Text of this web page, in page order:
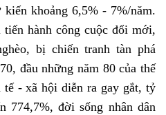
khoảng 6,5% - 7%/năm.
hành công cuộc đổi mới,
bị chiến tranh tàn phá
đầu những năm 80 của thế
- xã hội diễn ra gay gắt, tỷ
774,7%, đời sống nhân dân